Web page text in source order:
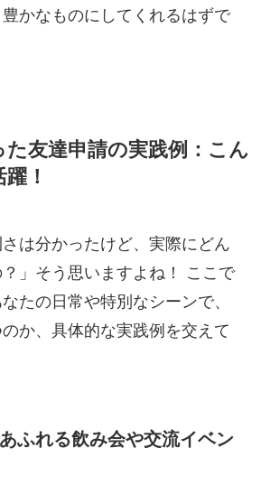
かなものにしてくれるはずで
友達申請の実践例：こん
！
さは分かったけど、実際にどん
」そう思いますよね！ ここで
たの日常や特別なシーンで、
か、具体的な実践例を交えて
ふれる飲み会や交流イベン